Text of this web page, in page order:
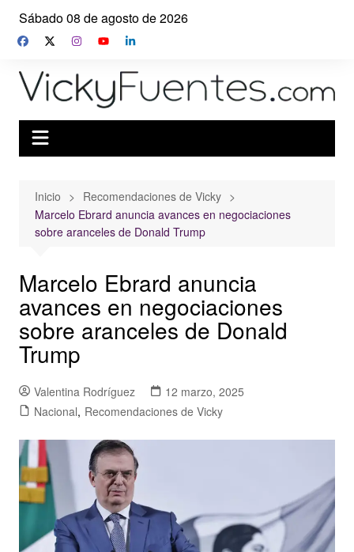
Saltar
contenido
Sábado 08 de agosto de 2026
Inicio
Recomendaciones de Vicky
Marcelo Ebrard anuncia avances en negociaciones
sobre aranceles de Donald Trump
Marcelo Ebrard anuncia
avances en negociaciones
sobre aranceles de Donald
Trump
Valentina Rodríguez
12 marzo, 2025
Nacional, Recomendaciones de Vicky